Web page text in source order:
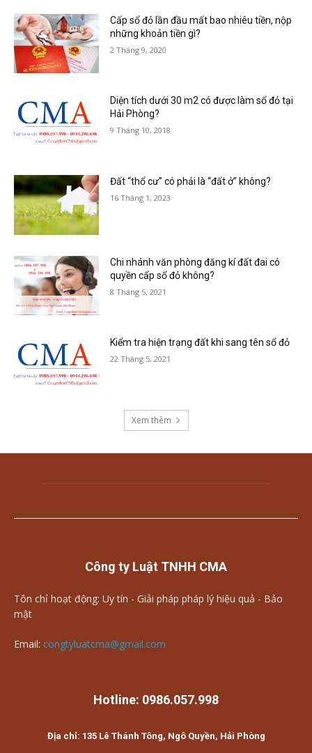
Cấp sổ đỏ lần đầu mất bao nhiêu tiền, nộp
những khoản tiền gì?
2 Tháng 9, 2020
Diện tích dưới 30 m2 có được làm sổ đỏ tại
Hải Phòng?
9 Tháng 10, 2018
Đất “thổ cư” có phải là “đất ở” không?
16 Tháng 1, 2023
Chi nhánh văn phòng đăng kí đất đai có
quyền cấp sổ đỏ không?
8 Tháng 5, 2021
Kiểm tra hiện trạng đất khi sang tên sổ đỏ
22 Tháng 5, 2021
Xem thêm
Công ty Luật TNHH CMA
Tôn chỉ hoạt động: Uy tín - Giải pháp pháp lý hiệu quả - Bảo
mật
Email: congtyluatcma@gmail.com
Hotline: 0986.057.998
Địa chỉ: 135 Lê Thánh Tông, Ngô Quyền, Hải Phòng